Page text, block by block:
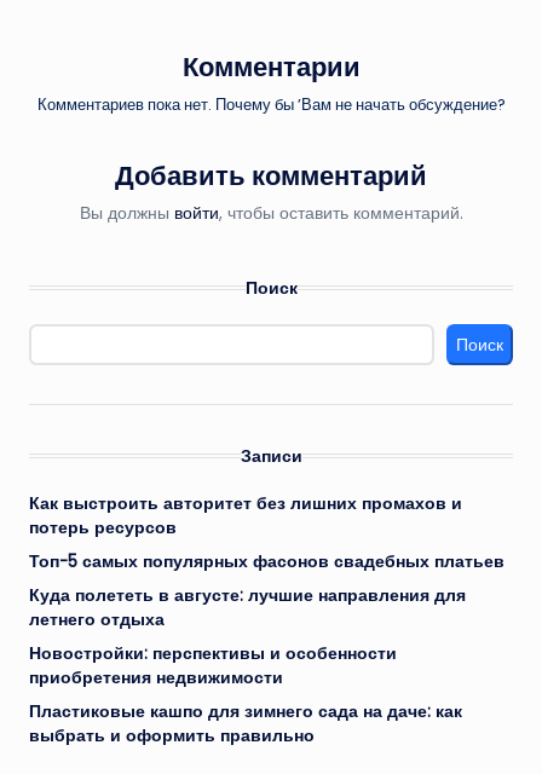
Комментарии
Комментариев пока нет. Почему бы ’Вам не начать обсуждение?
Добавить комментарий
Вы должны войти, чтобы оставить комментарий.
Поиск
Поиск
Записи
Как выстроить авторитет без лишних промахов и
потерь ресурсов
Топ-5 самых популярных фасонов свадебных платьев
Куда полететь в августе: лучшие направления для
летнего отдыха
Новостройки: перспективы и особенности
приобретения недвижимости
Пластиковые кашпо для зимнего сада на даче: как
выбрать и оформить правильно